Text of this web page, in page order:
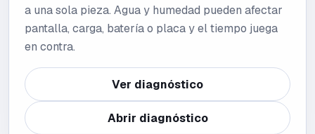
a una sola pieza. Agua y humedad pueden afectar
pantalla, carga, batería o placa y el tiempo juega
en contra.
Ver diagnóstico
Abrir diagnóstico